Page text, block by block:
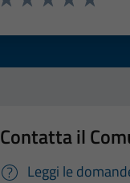
Contatta il
Leggi le